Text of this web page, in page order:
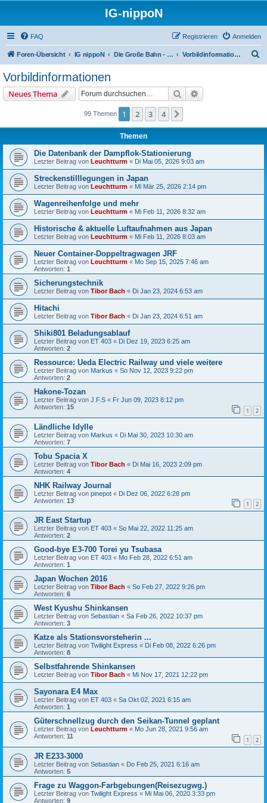
IG-nippoN
FAQ Anmelden
Registrieren
Foren-Übersicht IG nippoN Die Große Bahn - Das Vorbild Vorbildinformationen
Vorbildinformationen
Neues Thema Suche
99 Themen 1 2 3 4
Themen
Die Datenbank der Dampflok-Stationierung
Letzter Beitrag von Leuchtturm « Di Mai 05, 2026 9:03 am
Streckenstilllegungen in Japan
Letzter Beitrag von Leuchtturm « Mi Mär 25, 2026 2:14 pm
Wagenreihenfolge und mehr
Letzter Beitrag von Leuchtturm « Mi Feb 11, 2026 8:32 am
Historische & aktuelle Luftaufnahmen aus Japan
Letzter Beitrag von Leuchtturm « Mi Feb 11, 2026 8:03 am
Neuer Container-Doppeltragwagen JRF
Letzter Beitrag von Leuchtturm « Mo Sep 15, 2025 7:46 am
Antworten: 1
Sicherungstechnik
Letzter Beitrag von Tibor Bach « Di Jan 23, 2024 6:53 am
Hitachi
Letzter Beitrag von Tibor Bach « Di Jan 23, 2024 6:51 am
Shiki801 Beladungsablauf
Letzter Beitrag von ET 403 « Di Dez 19, 2023 6:25 am
Antworten: 2
Ressource: Ueda Electric Railway und viele weitere
Letzter Beitrag von Markus « So Nov 12, 2023 9:22 pm
Antworten: 2
Hakone-Tozan
Letzter Beitrag von J.F.S « Fr Jun 09, 2023 8:12 pm
Antworten: 15 1 2
Ländliche Idylle
Letzter Beitrag von Markus « Di Mai 30, 2023 10:30 am
Antworten: 7
Tobu Spacia X
Letzter Beitrag von Tibor Bach « Di Mai 16, 2023 2:09 pm
Antworten: 4
NHK Railway Journal
Letzter Beitrag von pinepot « Di Dez 06, 2022 6:28 pm
Antworten: 13 1 2
JR East Startup
Letzter Beitrag von ET 403 « So Mai 22, 2022 11:25 am
Antworten: 2
Good-bye E3-700 Torei yu Tsubasa
Letzter Beitrag von ET 403 « Mo Feb 28, 2022 6:51 am
Antworten: 1
Japan Wochen 2016
Letzter Beitrag von Tibor Bach « So Feb 27, 2022 9:26 pm
Antworten: 6
West Kyushu Shinkansen
Letzter Beitrag von Sebastian « Sa Feb 26, 2022 10:37 pm
Antworten: 3
Katze als Stationsvorsteherin ...
Letzter Beitrag von Twilight Express « Di Feb 08, 2022 6:26 pm
Antworten: 8
Selbstfahrende Shinkansen
Letzter Beitrag von Tibor Bach « Mi Nov 17, 2021 12:22 pm
Sayonara E4 Max
Letzter Beitrag von ET 403 « Sa Okt 02, 2021 6:15 am
Antworten: 1
Güterschnellzug durch den Seikan-Tunnel geplant
Letzter Beitrag von Leuchtturm « Mo Jun 28, 2021 9:56 am
Antworten: 11 1 2
JR E233-3000
Letzter Beitrag von Sebastian « Do Feb 25, 2021 6:16 am
Antworten: 5
Frage zu Waggon-Farbgebungen(Reisezugwg.)
Letzter Beitrag von Twilight Express « Mi Mai 06, 2020 3:33 pm
Antworten: 9